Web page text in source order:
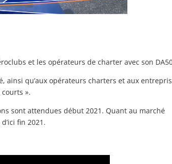
et les opérateurs de charter avec son
ainsi qu’aux opérateurs charters et aux
».
sont attendues début 2021. Quant au marché
fin 2021.